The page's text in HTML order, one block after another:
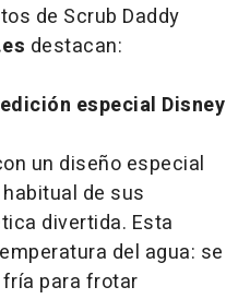
de Scrub Daddy
destacan:
especial Disney
un diseño especial
de sus
divertida. Esta
del agua: se
para frotar